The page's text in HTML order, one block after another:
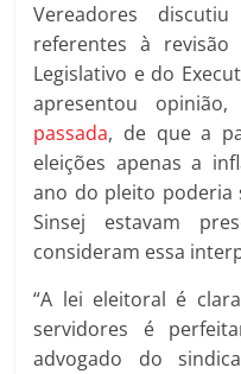
Vereadores
referentes à
Legislativo e do
apresentou opinião,
passada, de que a
eleições apenas a
ano do pleito poderia
Sinsej estavam
consideram essa
“A lei eleitoral é
servidores é
advogado do